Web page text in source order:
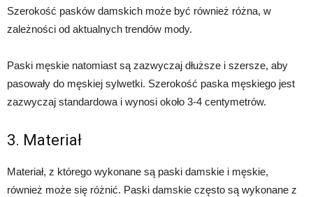
Szerokość pasków damskich może być również różna, w
zależności od aktualnych trendów mody.
Paski męskie natomiast są zazwyczaj dłuższe i szersze, aby
pasowały do męskiej sylwetki. Szerokość paska męskiego jest
zazwyczaj standardowa i wynosi około 3-4 centymetrów.
3. Materiał
Materiał, z którego wykonane są paski damskie i męskie,
również może się różnić. Paski damskie często są wykonane z